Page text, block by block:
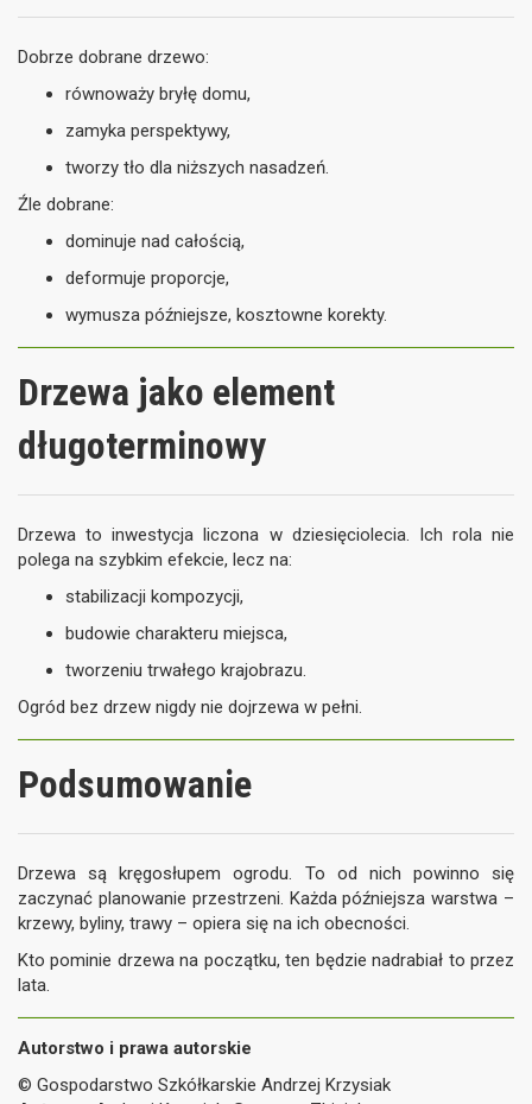
Dobrze dobrane drzewo:
równoważy bryłę domu,
zamyka perspektywy,
tworzy tło dla niższych nasadzeń.
Źle dobrane:
dominuje nad całością,
deformuje proporcje,
wymusza późniejsze, kosztowne korekty.
Drzewa jako element
długoterminowy
Drzewa to inwestycja liczona w dziesięciolecia. Ich rola nie
polega na szybkim efekcie, lecz na:
stabilizacji kompozycji,
budowie charakteru miejsca,
tworzeniu trwałego krajobrazu.
Ogród bez drzew nigdy nie dojrzewa w pełni.
Podsumowanie
Drzewa są kręgosłupem ogrodu. To od nich powinno się
zaczynać planowanie przestrzeni. Każda późniejsza warstwa –
krzewy, byliny, trawy – opiera się na ich obecności.
Kto pominie drzewa na początku, ten będzie nadrabiał to przez
lata.
Autorstwo i prawa autorskie
© Gospodarstwo Szkółkarskie Andrzej Krzysiak